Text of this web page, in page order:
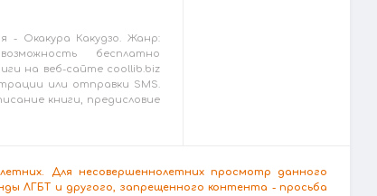
- Окакура Какудзо. Жанр:
бесплатно
на веб-сайте coollib.biz
или отправки SMS.
книги, предисловие
Для несовершеннолетних просмотр данного
ЛГБТ и другого, запрещенного контента - просьба